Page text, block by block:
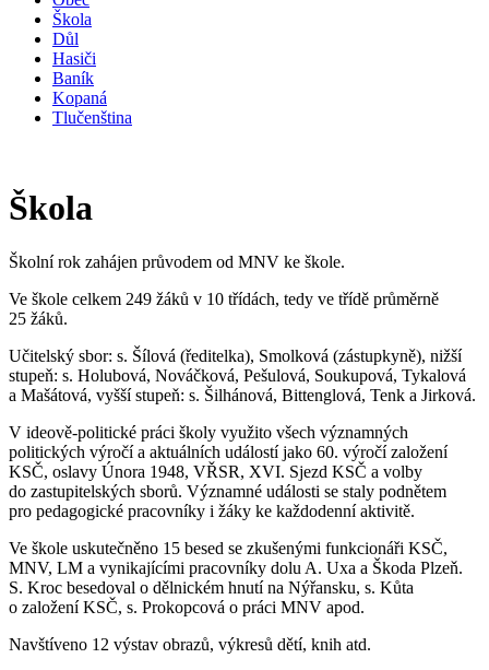
Škola
Důl
Hasiči
Baník
Kopaná
Tlučenština
Škola
Školní rok zahájen průvodem od MNV ke škole.
Ve škole celkem 249 žáků v 10 třídách, tedy ve třídě průměrně
25 žáků.
Učitelský sbor: s. Šílová (ředitelka), Smolková (zástupkyně), nižší
stupeň: s. Holubová, Nováčková, Pešulová, Soukupová, Tykalová
a Mašátová, vyšší stupeň: s. Šilhánová, Bittenglová, Tenk a Jirková.
V ideově-politické práci školy využito všech významných
politických výročí a aktuálních událostí jako 60. výročí založení
KSČ, oslavy Února 1948, VŘSR, XVI. Sjezd KSČ a volby
do zastupitelských sborů. Významné události se staly podnětem
pro pedagogické pracovníky i žáky ke každodenní aktivitě.
Ve škole uskutečněno 15 besed se zkušenými funkcionáři KSČ,
MNV, LM a vynikajícími pracovníky dolu A. Uxa a Škoda Plzeň.
S. Kroc besedoval o dělnickém hnutí na Nýřansku, s. Kůta
o založení KSČ, s. Prokopcová o práci MNV apod.
Navštíveno 12 výstav obrazů, výkresů dětí, knih atd.